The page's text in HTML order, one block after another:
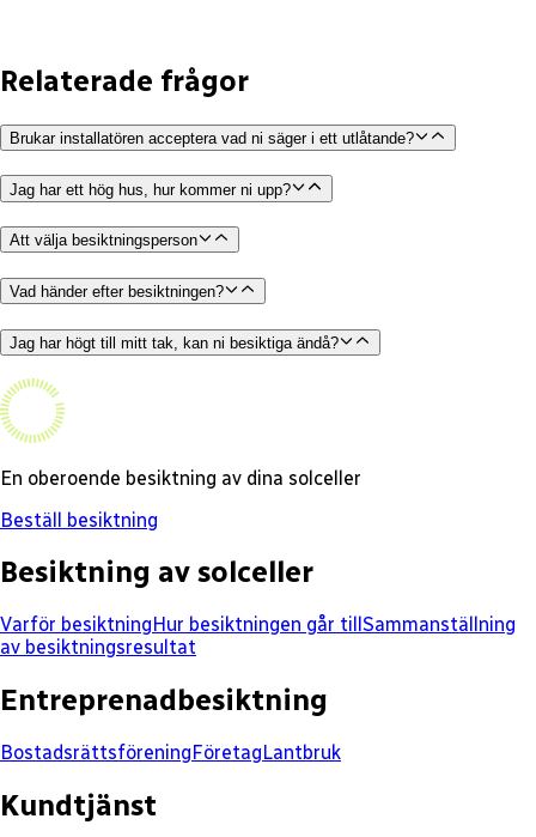
Relaterade frågor
Brukar installatören acceptera vad ni säger i ett utlåtande?
Jag har ett hög hus, hur kommer ni upp?
Att välja besiktningsperson
Vad händer efter besiktningen?
Jag har högt till mitt tak, kan ni besiktiga ändå?
En oberoende besiktning av dina solceller
Beställ besiktning
Besiktning av solceller
Varför besiktningHur besiktningen går till Sammanställning
av besiktningsresultat
Entreprenadbesiktning
BostadsrättsföreningFöretagLantbruk
Kundtjänst